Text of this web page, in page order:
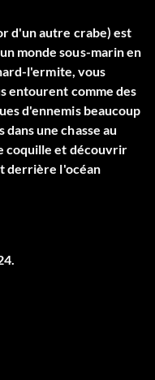
d'un autre crabe) est
monde sous-marin en
l'ermite, vous
entourent comme des
d'ennemis beaucoup
une chasse au
coquille et découvrir
derrière l'océan